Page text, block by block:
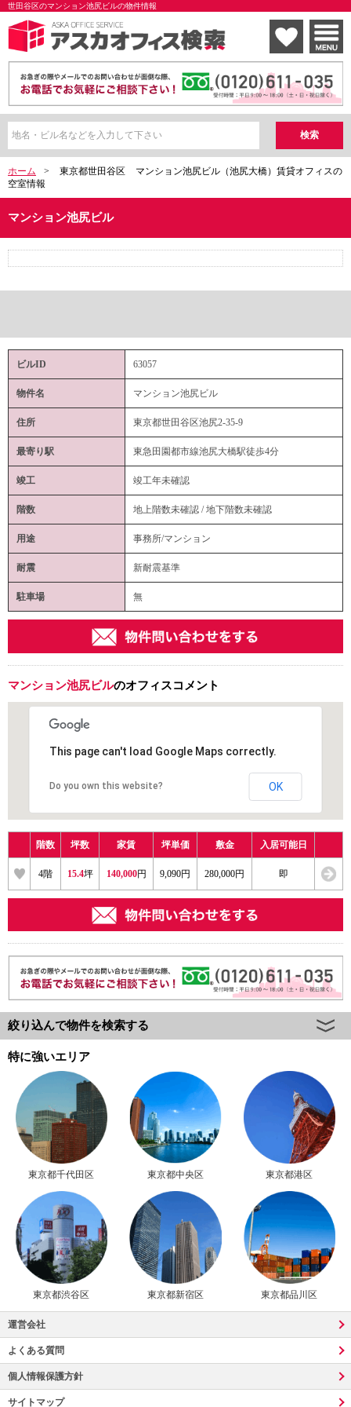
世田谷区のマンション池尻ビルの物件情報
ホーム > 東京都世田谷区
マンション池尻ビル（池尻大橋）賃貸オフィスの
空室情報
マンション池尻ビル
ビルID 63057
物件名 マンション池尻ビル
住所 東京都世田谷区池尻2-35-9
最寄り駅 東急田園都市線池尻大橋駅徒歩4分
竣工 竣工年未確認
階数 地上階数未確認 / 地下階数未確認
用途 事務所/マンション
耐震 新耐震基準
駐車場 無
マンション池尻ビルのオフィスコメント
This page can't load Google Maps correctly.
Do you own this website? OK
階数 坪数 家賃 坪単価 敷金 入居可能日
4階 15.4坪 140,000円 9,090円 280,000円 即
絞り込んで物件を検索する
特に強いエリア
東京都千代田区 東京都中央区 東京都港区
東京都渋谷区 東京都新宿区 東京都品川区
運営会社
よくある質問
個人情報保護方針
サイトマップ